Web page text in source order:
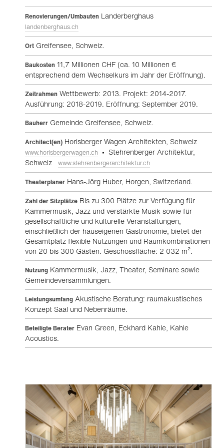
Renovierungen/Umbauten Landerberghaus
landenberghaus.ch
Ort Greifensee, Schweiz.
Baukosten 11,7 Millionen CHF (ca. 10 Millionen €
entsprechend dem Wechselkurs im Jahr der Eröffnung).
Zeitrahmen Wettbewerb: 2013. Projekt: 2014-2017.
Ausführung: 2018-2019. Eröffnung: September 2019.
Bauherr Gemeinde Greifensee, Schweiz.
Architect(en) Horisberger Wagen Architekten, Schweiz
www.horisbergerwagen.ch • Stehrenberger Architektur,
Schweiz
www.stehrenbergerarchitektur.ch
Theaterplaner Hans-Jörg Huber, Horgen, Switzerland.
Zahl der Sitzplätze Bis zu 300 Plätze zur Verfügung für
Kammermusik, Jazz und verstärkte Musik sowie für
gesellschaftliche und kulturelle Veranstaltungen,
einschließlich der hauseigenen Gastronomie, bietet der
Gesamtplatz flexible Nutzungen und Raumkombinationen
von 20 bis 300 Gästen. Geschossfläche: 2 032 m².
Nutzung Kammermusik, Jazz, Theater, Seminare sowie
Gemeindeversammlungen.
Leistungsumfang Akustische Beratung: raumakustisches
Konzept Saal und Nebenräume.
Beteiligte Berater Evan Green, Eckhard Kahle, Kahle
Acoustics.